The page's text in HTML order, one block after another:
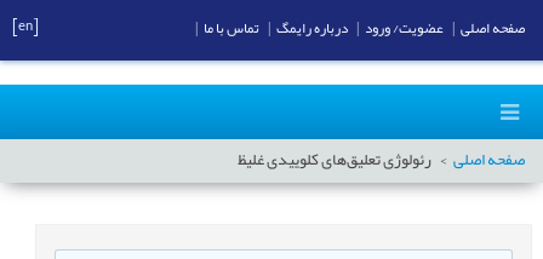
صفحه اصلی رئولوژی تعلیق‌های کلوییدی غلیظ
صفحه اصلی عضویت/ ورود درباره رایمگ تماس با ما